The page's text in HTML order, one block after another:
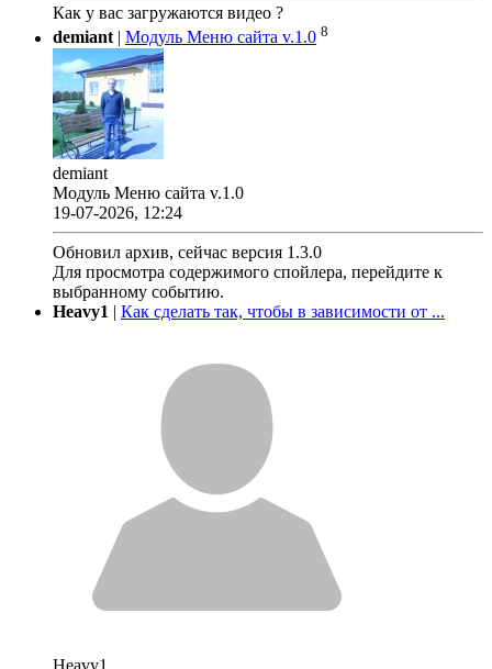
Как у вас загружаются видео ?
demiant| Модуль Меню сайта v.1.0 8
demiant
Модуль Меню сайта v.1.0
19-07-2026, 12:24
Обновил архив, сейчас версия 1.3.0
Для просмотра содержимого спойлера, перейдите к
выбранному событию.
Heavy1 | Как сделать так, чтобы в зависимости от ...
Heavy1